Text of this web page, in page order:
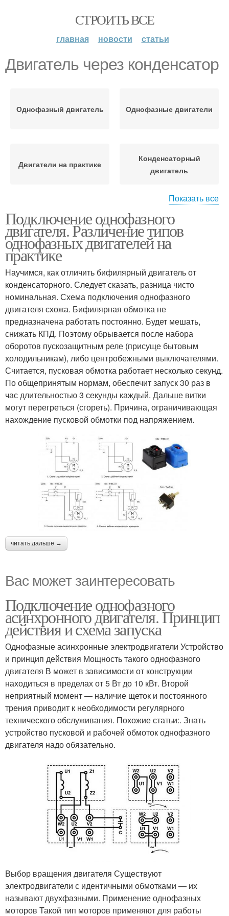
СТРОИТЬ ВСЕ
главная новости статьи
Двигатель через конденсатор
Однофазный двигатель Однофазные двигатели
Двигатели на практике
Конденсаторный
двигатель
двигатель
трехфазной сети
Трехфазный двигатель
Двигатель к
однофазной сети
Двигатель без
конденсатора
Двигатель с рабочим
Показать все
Подключение однофазного
двигателя. Различение типов
однофазных двигателей на
практике
Научимся, как отличить бифилярный двигатель от
конденсаторного. Следует сказать, разница чисто
номинальная. Схема подключения однофазного
двигателя схожа. Бифилярная обмотка не
предназначена работать постоянно. Будет мешать,
снижать КПД. Поэтому обрывается после набора
оборотов пускозащитным реле (присуще бытовым
холодильникам), либо центробежными выключателями.
Считается, пусковая обмотка работает несколько секунд.
По общепринятым нормам, обеспечит запуск 30 раз в
час длительностью 3 секунды каждый. Дальше витки
могут перегреться (сгореть). Причина, ограничивающая
нахождение пусковой обмотки под напряжением.
читать дальше →
Вас может заинтересовать
Подключение однофазного
асинхронного двигателя. Принцип
действия и схема запуска
Однофазные асинхронные электродвигатели Устройство
и принцип действия Мощность такого однофазного
двигателя В может в зависимости от конструкции
находиться в пределах от 5 Вт до 10 кВт. Второй
неприятный момент — наличие щеток и постоянного
трения приводит к необходимости регулярного
технического обслуживания. Похожие статьи:. Знать
устройство пусковой и рабочей обмоток однофазного
двигателя надо обязательно.
Выбор вращения двигателя Существуют
электродвигатели с идентичными обмотками — их
называют двухфазными. Применение однофазных
моторов Такой тип моторов применяют для работы